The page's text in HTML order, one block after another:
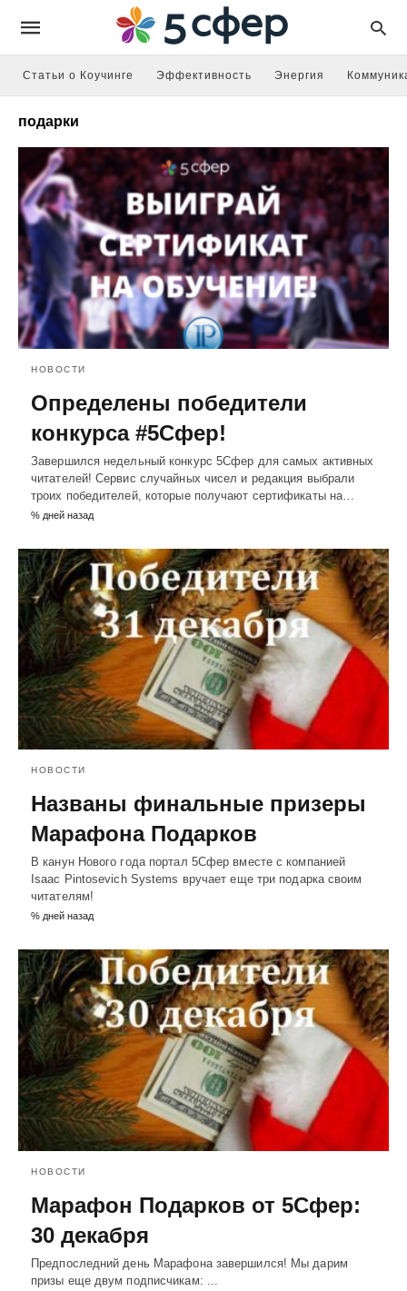
Статьи о Коучинге Эффективность Энергия
подарки
НОВОСТИ
Определены победители
конкурса #5Cфер!
Завершился недельный конкурс 5Сфер для самых активных
читателей! Сервис случайных чисел и редакция выбрали
троих победителей, которые получают сертификаты на…
% дней назад
НОВОСТИ
Названы финальные призеры
Марафона Подарков
В канун Нового года портал 5Сфер вместе с компанией
Isaac Pintosevich Systems вручает еще три подарка своим
читателям!
% дней назад
НОВОСТИ
Марафон Подарков от 5Сфер:
30 декабря
Предпоследний день Марафона завершился! Мы дарим
призы еще двум подписчикам: ...